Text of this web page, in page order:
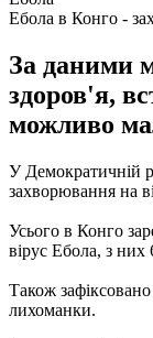
Ебола в Конго -
За даними
здоров'я,
можливо
У Демократичній
захворювання на
Усього в Конго
вірус Ебола, з них
Також
лихоманки.